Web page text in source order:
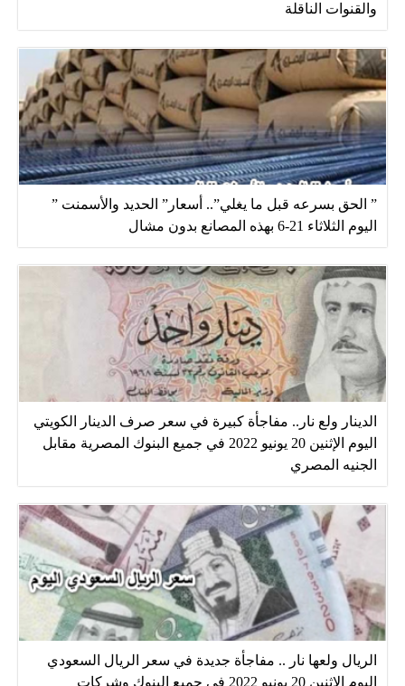
والقنوات الناقلة
” الحق بسرعه قبل ما يغلي”.. أسعار” الحديد والأسمنت ”
اليوم الثلاثاء 21-6 بهذه المصانع بدون مشال
الدينار ولع نار.. مفاجأة كبيرة في سعر صرف الدينار الكويتي
اليوم الإثنين 20 يونيو 2022 في جميع البنوك المصرية مقابل
الجنيه المصري
الريال ولعها نار .. مفاجأة جديدة في سعر الريال السعودي
اليوم الإثنين 20 يونيو 2022 في جميع البنوك وشركات